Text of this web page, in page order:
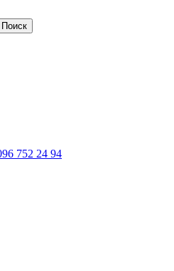
Поиск
752 24 94